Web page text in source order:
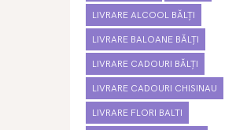
LIVRARE ALCOOL BĂLȚI
LIVRARE BALOANE BĂLȚI
LIVRARE CADOURI BĂLȚI
LIVRARE CADOURI CHISINAU
LIVRARE FLORI BALTI